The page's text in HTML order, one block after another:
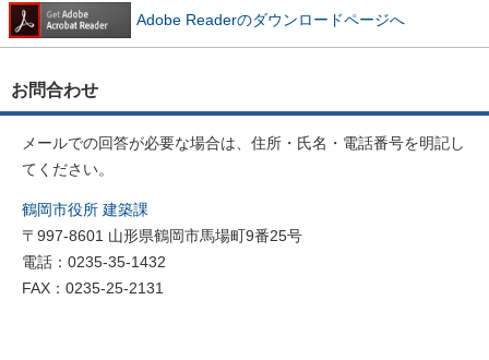
Adobe Readerのダウンロードページへ
お問合わせ
メールでの回答が必要な場合は、住所・氏名・電話番号を明記し
てください。
鶴岡市役所 建築課
〒997-8601 山形県鶴岡市馬場町9番25号
電話：0235-35-1432
FAX：0235-25-2131